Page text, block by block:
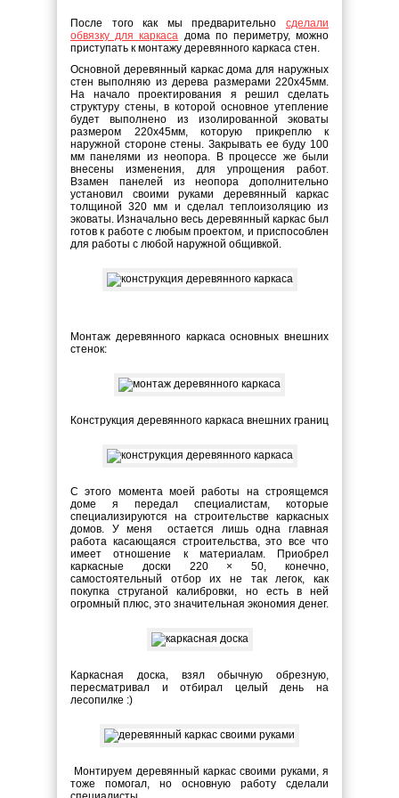
После того как мы предварительно сделали
обвязку для каркаса дома по периметру, можно
приступать к монтажу деревянного каркаса стен.
Основной деревянный каркас дома для наружных
стен выполняю из дерева размерами 220x45мм.
На начало проектирования я решил сделать
структуру стены, в которой основное утепление
будет выполнено из изолированной эковаты
размером 220x45мм, которую прикреплю к
наружной стороне стены. Закрывать ее буду 100
мм панелями из неопора. В процессе же были
внесены изменения, для упрощения работ.
Взамен панелей из неопора дополнительно
установил своими руками деревянный каркас
толщиной 320 мм и сделал теплоизоляцию из
эковаты. Изначально весь деревянный каркас был
готов к работе с любым проектом, и приспособлен
для работы с любой наружной общивкой.
Монтаж деревянного каркаса основных внешних
стенок:
Конструкция деревянного каркаса внешних границ
С этого момента моей работы на строящемся
доме я передал специалистам, которые
специализируются на строительстве каркасных
домов. У меня остается лишь одна главная
работа касающаяся строительства, это все что
имеет отношение к материалам. Приобрел
каркасные доски 220 × 50, конечно,
самостоятельный отбор их не так легок, как
покупка струганой калибровки, но есть в ней
огромный плюс, это значительная экономия денег.
Каркасная доска, взял обычную обрезную,
пересматривал и отбирал целый день на
лесопилке :)
Монтируем деревянный каркас своими руками, я
тоже помогал, но основную работу сделали